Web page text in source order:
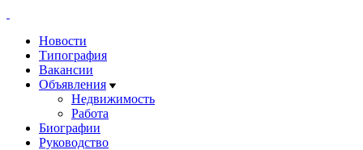
Новости
Типография
Вакансии
Объявления
Недвижимость
Работа
Биографии
Руководство